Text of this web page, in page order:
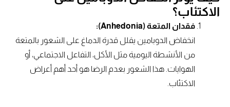
الاكتئاب؟
فقدان المتعة (Anhedonia):
انخفاض الدوبامين يقلل قدرة الدماغ على الشعور بالمتعة
من الأنشطة اليومية مثل الأكل، التفاعل الاجتماعي، أو
الهوايات. هذا الشعور بعدم الرضا هو أحد أهم أعراض
الاكتئاب.